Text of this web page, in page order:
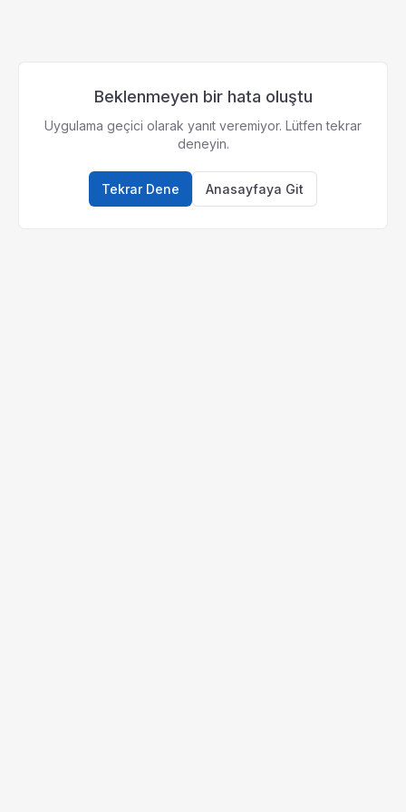
Beklenmeyen bir hata oluştu
Uygulama geçici olarak yanıt veremiyor. Lütfen tekrar
deneyin.
Tekrar Dene Anasayfaya Git